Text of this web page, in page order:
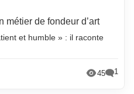
métier de fondeur d’art
et humble » : il raconte
45 1